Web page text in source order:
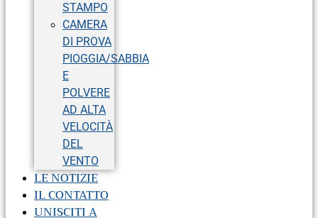
STAMPO
CAMERA
DI PROVA
PIOGGIA/SABBIA
E
POLVERE
AD ALTA
VELOCITÀ
DEL
VENTO
LE NOTIZIE
IL CONTATTO
UNISCITI A